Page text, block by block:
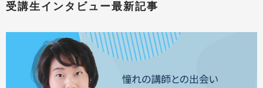
受講生インタビュー最新記事